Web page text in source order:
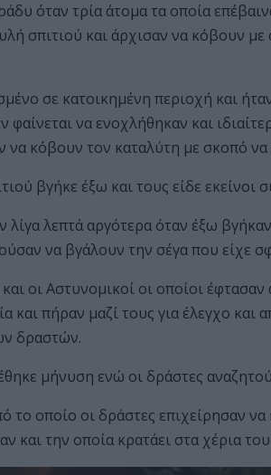
όταν τρία άτομα τα οποία
σπιτιού και άρχισαν να κόβουν με
σε κατοικημένη περιοχή και
να ενοχλήθηκαν και
να κόβουν τον καταλύτη με σκοπό
βγήκε έξω και τους είδε εκείνοι
λεπτά αργότερα όταν έξω
να βγάλουν την σέγα που είχε
οι Αστυνομικοί οι οποίοι
και πήραν μαζί τους για έλεγχο και
δραστών.
μήνυση ενώ οι δράστες
το οποίο οι δράστες επιχείρησαν
και την οποία κρατάει στα χέρια